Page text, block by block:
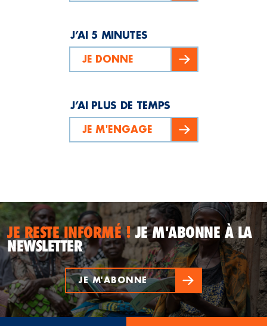
J’AI 5 MINUTES
JE DONNE
J’AI PLUS DE TEMPS
JE M'ENGAGE
JE RESTE INFORMÉ !JE M'ABONNE À LA
NEWSLETTER
JE M'ABONNE